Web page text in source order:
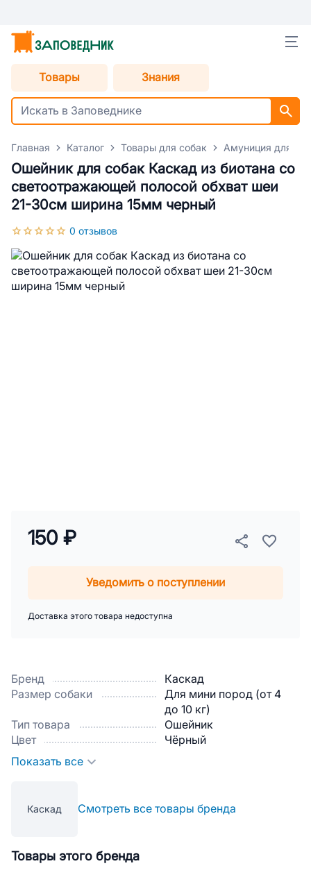
Товары Знания
Главная Каталог Товары для собак Амуниция для
Ошейник для собак Каскад из биотана со
светоотражающей полосой обхват шеи
21-30см ширина 15мм черный
0 отзывов
Бренд
Каскад
Размер собаки
Для мини пород (от 4
до 10 кг)
Тип товара
Ошейник
Цвет
Чёрный
Показать все
Каскад Смотреть все товары бренда
150 ₽
Уведомить о поступлении
Доставка этого товара недоступна
Товары этого бренда